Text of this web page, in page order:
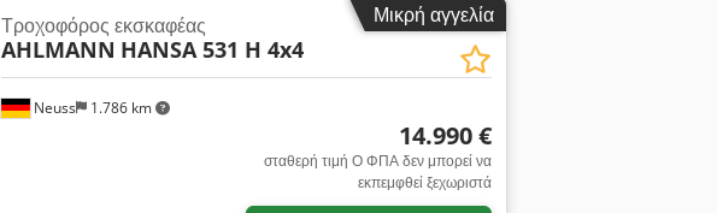
Μικρή αγγελία
Neuss 1.786 km
Τροχοφόρος εκσκαφέας
AHLMANN HANSA 531 H 4x4
14.990 €
σταθερή τιμή Ο ΦΠΑ δεν μπορεί να
εκπεμφθεί ξεχωριστά